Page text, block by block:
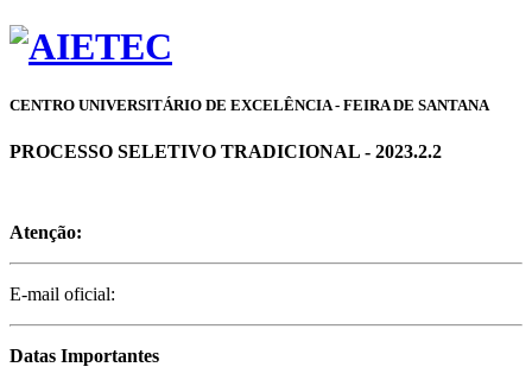
CENTRO UNIVERSITÁRIO DE EXCELÊNCIA - FEIRA DE SANTANA
PROCESSO SELETIVO TRADICIONAL - 2023.2.2
Atenção:
E-mail oficial:
Datas Importantes